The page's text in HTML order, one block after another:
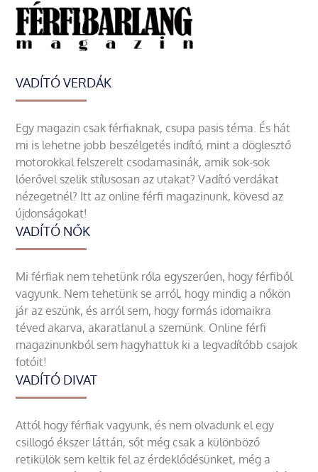
VADÍTÓ VERDÁK
Egy magazin csak férfiaknak, csupa pasis téma. És hát
mi is lehetne jobb beszélgetés indító, mint a döglesztő
motorokkal felszerelt csodamasinák, amik sok-sok
lóerővel szelik stílusosan az utakat? Vadító verdákat
nézegetnél? Itt az online férfi magazinunk, kövesd az
újdonságokat!
VADÍTÓ NŐK
Mi férfiak nem tehetünk róla egyszerűen, hogy férfiből
vagyunk. Nem tehetünk se arról, hogy mindig a nőkön
jár az eszünk, és arról sem, hogy formás idomaikra
téved akarva, akaratlanul a szemünk. Online férfi
magazinunkból sem hagyhattuk ki a legvadítóbb csajok
fotóit!
VADÍTÓ DIVAT
Attól hogy férfiak vagyunk, és nem olvadunk el egy
csillogó ékszer láttán, sőt még csak a különböző
retikülök sem keltik fel az érdeklődésünket, még a